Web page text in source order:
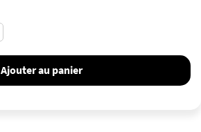
Ajouter au panier